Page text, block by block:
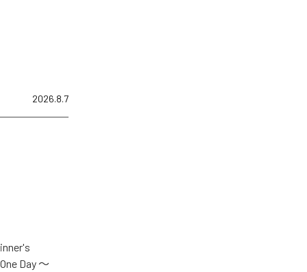
2026.8.7
Day ～